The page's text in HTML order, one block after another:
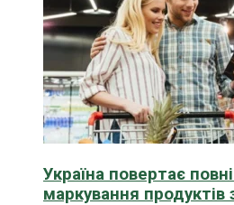
Україна повертає
маркування продуктів